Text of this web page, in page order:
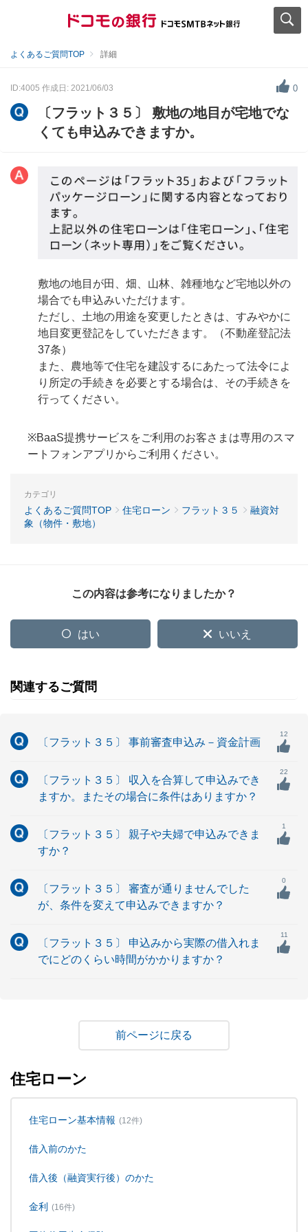
よくあるご質問TOP 詳細
ID:4005 作成日: 2021/06/03 0
〔フラット３５〕 敷地の地目が宅地でな
くても申込みできますか。
敷地の地目が田、畑、山林、雑種地など宅地以外の
場合でも申込みいただけます。
ただし、土地の用途を変更したときは、すみやかに
地目変更登記をしていただきます。（不動産登記法
37条）
また、農地等で住宅を建設するにあたって法令によ
り所定の手続きを必要とする場合は、その手続きを
行ってください。
※BaaS提携サービスをご利用のお客さまは専用のスマ
ートフォンアプリからご利用ください。
カテゴリ
よくあるご質問TOP 住宅ローン フラット３５
融資対
象（物件・敷地）
この内容は参考になりましたか？
はい いいえ
関連するご質問
〔フラット３５〕 事前審査申込み－資金計画
12
〔フラット３５〕 収入を合算して申込みでき
ますか。またその場合に条件はありますか？
22
〔フラット３５〕 親子や夫婦で申込みできま
すか？
1
〔フラット３５〕 審査が通りませんでした
が、条件を変えて申込みできますか？
0
〔フラット３５〕 申込みから実際の借入れま
でにどのくらい時間がかかりますか？
11
戻る
住宅ローン
住宅ローン基本情報 (12件)
借入前のかた
借入後（融資実行後）のかた
金利 (16件)